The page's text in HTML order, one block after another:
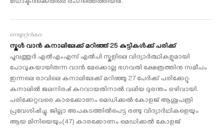
ഡോക്ടർക്കെതിരെ രംഗത്തെത്തിയത്.
നെയ്യാറ്റിൻകര
സ്കൂൾ വാൻ കനാലിലേക്ക് മറിഞ്ഞ് 25 കുട്ടികൾക്ക് പരിക്ക്
പൂവത്തൂർ എൽഎംഎസ് എൽപി സ്കൂളിലെ വിദ്യാർത്ഥികളുമായി
പോവുകയായിരുന്ന വാൻ മേക്കൊല്ല ഭഗവതി ക്ഷേത്രത്തിനു സമീപം
ഇന്നലെ രാവിലെ കനാലിലേക്ക് മറിഞ്ഞു 27 പേർക്ക് പരിക്കേറ്റു.
കനാലിൽ ജലനിരപ്പ് കുറവായതിനാൽ വലിയ ദുരന്തം ഒഴിവായി.
പരിക്കേറ്റവരെ കാരക്കോണം മെഡിക്കൽ കോളജ് ആശുപത്രി
പ്രവേശിപ്പിച്ചു. ജില്ലാ അപകടത്തിൽപെട്ട രണ്ടു വിദ്യാർഥികളെയും
ആയ മിനിയെയും(47) കാരക്കോണം മെഡിക്കൽ കോളജ്